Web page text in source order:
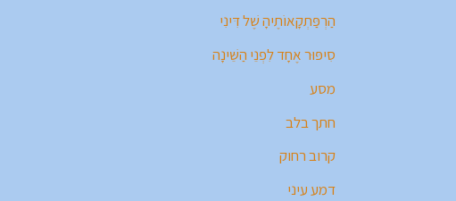
הַרְפַּתְקָאוֹתֶיהָ שֶׁל דִּינִי
סִיפּוּר אֶחָד לִפְנֵי הַשֵּׁינָה
מסע
חתך בלב
קרוב רחוק
דמע עיני